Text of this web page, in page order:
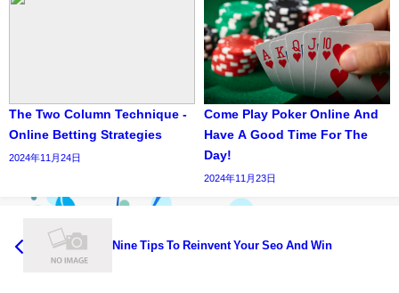
The Two Column Technique -
Online Betting Strategies
2024年11月24日
Come Play Poker Online And
Have A Good Time For The
Day!
2024年11月23日
Nine Tips To Reinvent Your Seo And Win